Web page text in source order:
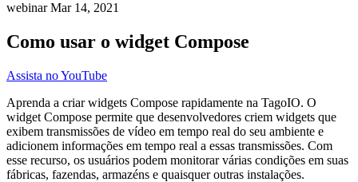
webinarMar 14, 2021
Como usar o widget Compose
Assista no YouTube
Aprenda a criar widgets Compose rapidamente na TagoIO. O
widget Compose permite que desenvolvedores criem widgets que
exibem transmissões de vídeo em tempo real do seu ambiente e
adicionem informações em tempo real a essas transmissões. Com
esse recurso, os usuários podem monitorar várias condições em suas
fábricas, fazendas, armazéns e quaisquer outras instalações.